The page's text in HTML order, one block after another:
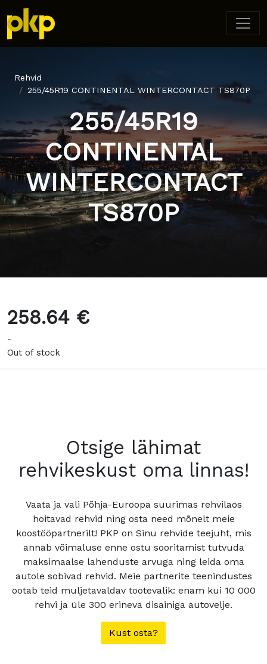
Rehvid
255/45R19 CONTINENTAL WINTERCONTACT TS870P
255/45R19
CONTINENTAL
WINTERCONTACT
TS870P
258.64 €
-
Out of stock
Otsige lähimat
rehvikeskust oma linnas!
Vaata ja vali Põhja-Euroopa suurimas rehvilaos
hoitavad rehvid ning osta need mõnelt meie
koostööpartnerilt! PKP on Sinu rehvide teejuht, mis
annab võimaluse enne ostu sooritamist tutvuda
maksimaalse lahenduste arvuga ning leida oma
autole sobivad rehvid. Meie partnerite teenindustes
ootab teid muljetavaldav tootevalik: enam kui 10 000
rehvi ja üle 300 erineva disainiga autovelje.
Kust osta?